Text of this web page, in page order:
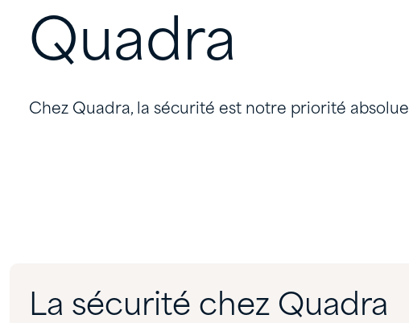
Quadra
Chez Quadra, la sécurité est notre priorité absolue
La sécurité chez Quadra